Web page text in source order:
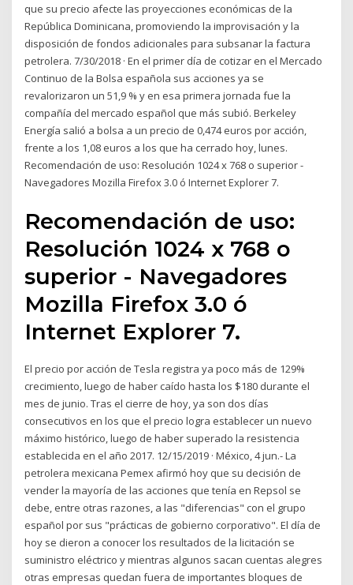
que su precio afecte las proyecciones económicas de la
República Dominicana, promoviendo la improvisación y la
disposición de fondos adicionales para subsanar la factura
petrolera. 7/30/2018 · En el primer día de cotizar en el Mercado
Continuo de la Bolsa española sus acciones ya se
revalorizaron un 51,9 % y en esa primera jornada fue la
compañía del mercado español que más subió. Berkeley
Energía salió a bolsa a un precio de 0,474 euros por acción,
frente a los 1,08 euros a los que ha cerrado hoy, lunes.
Recomendación de uso: Resolución 1024 x 768 o superior -
Navegadores Mozilla Firefox 3.0 ó Internet Explorer 7.
Recomendación de uso:
Resolución 1024 x 768 o
superior - Navegadores
Mozilla Firefox 3.0 ó
Internet Explorer 7.
El precio por acción de Tesla registra ya poco más de 129%
crecimiento, luego de haber caído hasta los $180 durante el
mes de junio. Tras el cierre de hoy, ya son dos días
consecutivos en los que el precio logra establecer un nuevo
máximo histórico, luego de haber superado la resistencia
establecida en el año 2017. 12/15/2019 · México, 4 jun.- La
petrolera mexicana Pemex afirmó hoy que su decisión de
vender la mayoría de las acciones que tenía en Repsol se
debe, entre otras razones, a las "diferencias" con el grupo
español por sus "prácticas de gobierno corporativo". El día de
hoy se dieron a conocer los resultados de la licitación se
suministro eléctrico y mientras algunos sacan cuentas alegres
otras empresas quedan fuera de importantes bloques de